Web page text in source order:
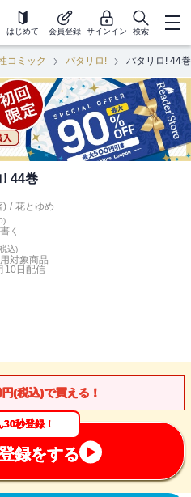
はじめて 会員登録 サインイン 検索
コミック パタリロ! パタリロ! 44巻
! 44巻
) / 花とゆめ
)
く
込)
対象商品
10日 配信
円(税込)で買える！
30秒登録！
録をする